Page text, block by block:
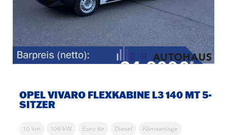
OPEL VIVARO FLEXKABINE L3 140 MT 5-
SITZER
10 km 106 kW Euro 6e Diesel Klimaanlage